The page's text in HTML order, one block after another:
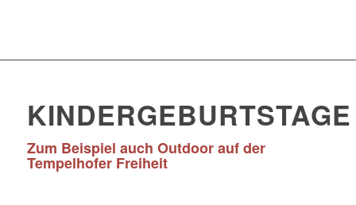
KINDERGEBURTSTAGE
Zum Beispiel auch Outdoor auf der
Tempelhofer Freiheit